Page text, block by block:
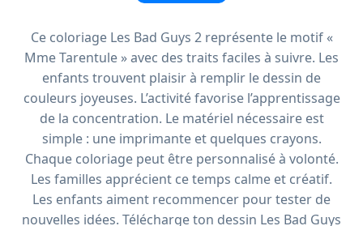
Ce coloriage Les Bad Guys 2 représente le motif «
Mme Tarentule » avec des traits faciles à suivre. Les
enfants trouvent plaisir à remplir le dessin de
couleurs joyeuses. L’activité favorise l’apprentissage
de la concentration. Le matériel nécessaire est
simple : une imprimante et quelques crayons.
Chaque coloriage peut être personnalisé à volonté.
Les familles apprécient ce temps calme et créatif.
Les enfants aiment recommencer pour tester de
nouvelles idées. Télécharge ton dessin Les Bad Guys